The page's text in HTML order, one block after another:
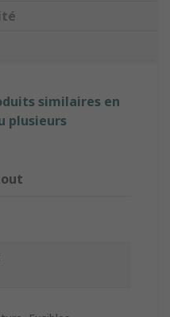
similaires en
plusieurs